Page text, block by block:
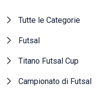
Tutte le Categorie
Futsal
Titano Futsal Cup
Campionato di Futsal